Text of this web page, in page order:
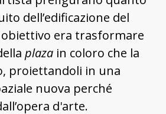
dell’edificazione del
obiettivo era trasformare
plaza in coloro che la
proiettandoli in una
nuova perché
d'arte.